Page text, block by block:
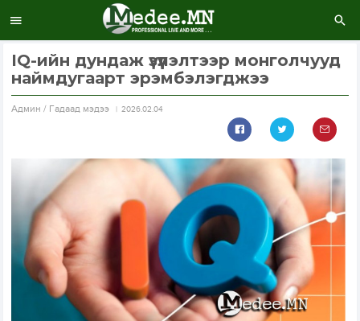
IQ-ийн дундаж үзүүлэлтээр монголчууд
наймдугаарт эрэмбэлэгджээ
Aдмин / Гадаад мэдээ 2026.02.04